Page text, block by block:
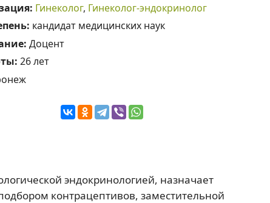
Гинеколог, Гинеколог-эндокринолог
кандидат медицинских наук
Доцент
26 лет
эндокринологией, назначает
контрацептивов, заместительной